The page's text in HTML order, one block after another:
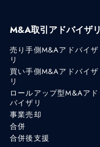
M&A取引アドバイザリ
売り手側M&Aアドバイザ
リ
買い手側M&Aアドバイザ
リ
ロールアップ型M&Aアド
バイザリ
事業売却
合併
合併後支援